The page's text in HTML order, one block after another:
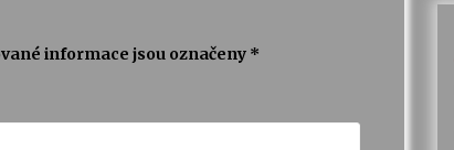
informace jsou označeny *